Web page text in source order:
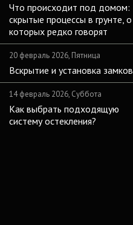
Что происходит под домом:
скрытые процессы в грунте, о
которых редко говорят
20 февраль 2026, Пятница
Вскрытие и установка замков
14 февраль 2026, Суббота
Как выбрать подходящую
систему остекления?